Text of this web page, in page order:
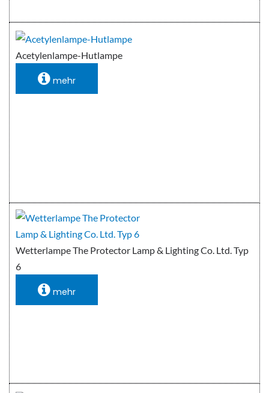
Acetylenlampe-Hutlampe
mehr
Wetterlampe The Protector Lamp & Lighting Co. Ltd. Typ
6
mehr